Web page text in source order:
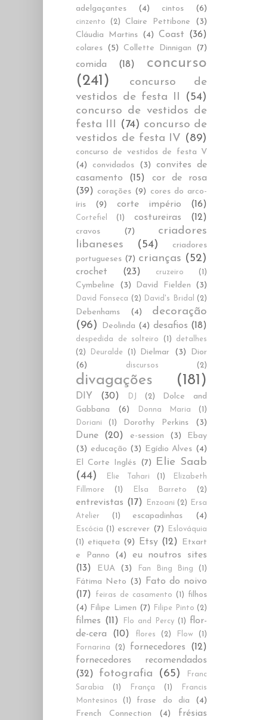
adelgaçantes
(4) cintos (6)
cinzento (2) Claire Pettibone
(3)
Cláudia Martins (4) Coast (36)
colares (5) Collette Dinnigan (7)
comida (18)
concurso
(241)
concurso de
vestidos de festa II
(54)
concurso de vestidos de
festa III
(74) concurso de
vestidos de festa IV (89)
concurso de vestidos de festa V
(4)
convidados (3)
convites de
casamento
(15)
cor de rosa
(39) corações (9) cores do arco-
íris
(9) corte império (16)
Cortefiel (1) costureiras (12)
cravos (7)
criadores
libaneses
(54)
criadores
portugueses (7) crianças (52)
crochet (23) cruzeiro (1)
Cymbeline (3) David Fielden (3)
David Fonseca (2) David's Bridal (2)
Debenhams (4)
decoração
(96)
Deolinda (4) desafios (18)
despedida de solteiro (1)
detalhes
(2)
Deuralde (1) Dielmar (3)
Dior
(6)
discursos (2)
divagações (181)
DIY (30) DJ (2)
Dolce and
Gabbana
(6) Donna Maria
(1)
Doriani
(1) Dorothy Perkins (3)
Dune (20) e-session (3)
Ebay
(3) educação (3) Egídio Alves (4)
El Corte Inglés (7)
Elie Saab
(44)
Elie Tahari (1)
Elizabeth
Fillmore
(1) Elsa Barreto (2)
entrevistas (17) Enzoani (2)
Ersa
Atelier
(1) escapadinhas (4)
Escócia (1) escrever (7)
Eslováquia
(1)
etiqueta (9) Etsy (12)
Etxart
e Panno
(4)
eu noutros sites
(13)
EUA (3) Fan Bing Bing (1)
Fátima Neto (3)
Fato do noivo
(17)
feiras de casamento (1)
filhos
(4) Filipe Limen (7) Filipe Pinto (2)
filmes (11) Flo and Percy (1)
flor-
de-cera
(10) flores (2) Flow
(1)
Fornarina
(2) fornecedores
(12)
fornecedores recomendados
(32)
fotografia (65)
Franc
Sarabia
(1) França (1)
Francis
Montesinos
(1) frase do dia
(4)
French Connection
(4) frésias